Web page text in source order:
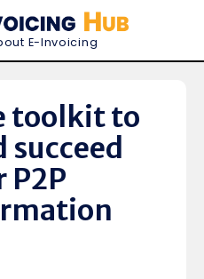
E-Invoicing
toolkit to
succeed
P2P